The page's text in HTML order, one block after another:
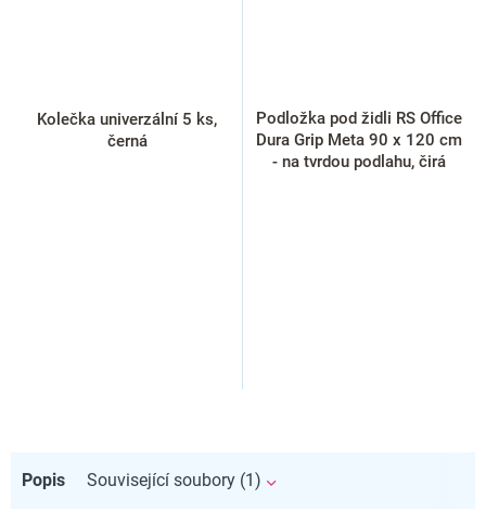
Kolečka univerzální 5 ks,
černá
Podložka pod židli RS Office
Dura Grip Meta 90 x 120 cm
- na tvrdou podlahu, čirá
Popis Související soubory (1)